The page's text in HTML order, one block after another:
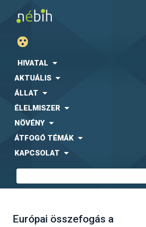
HIVATAL
AKTUÁLIS
ÁLLAT
ÉLELMISZER
NÖVÉNY
ÁTFOGÓ TÉMÁK
KAPCSOLAT
Európai összefogás a